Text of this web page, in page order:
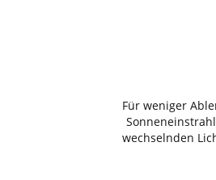
Für weniger
wechselnden